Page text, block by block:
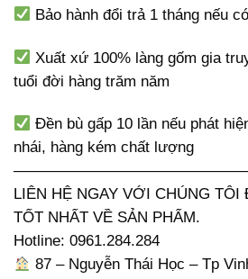
Bảo hành đổi trả 1 tháng nếu
Xuất xứ 100% làng gốm gia
tuổi đời hàng trăm năm
Đền bù gấp 10 lần nếu phát
nhái, hàng kém chất lượng
LIÊN HỆ NGAY VỚI CHÚNG
TỐT NHẤT VỀ SẢN PHẨM.
Hotline: 0961.284.284
87 – Nguyễn Thái Học – Tp